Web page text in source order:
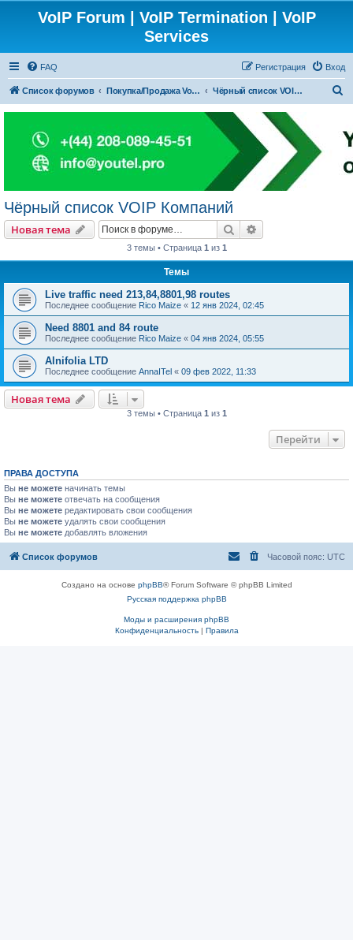
VoIP Forum | VoIP Termination | VoIP
Services
FAQ Вход
Регистрация
Список форумов Покупка/Продажа Voip Трафика (А-З маршруты) Чёрный список VOIP Компаний
с
к
Чёрный список VOIP Компаний
Новая тема Поиск
3 темы • Страница 1 из 1
Темы
Live traffic need 213,84,8801,98 routes
Последнее сообщение Rico Maize « 12 янв 2024, 02:45
Need 8801 and 84 route
Последнее сообщение Rico Maize « 04 янв 2024, 05:55
Alnifolia LTD
Последнее сообщение AnnaITel « 09 фев 2022, 11:33
Новая тема
3 темы • Страница 1 из 1
Перейти
ПРАВА ДОСТУПА
Вы не можете начинать темы
Вы не можете отвечать на сообщения
Вы не можете редактировать свои сообщения
Вы не можете удалять свои сообщения
Вы не можете добавлять вложения
Список форумов Часовой пояс: UTC
Создано на основе phpBB® Forum Software © phpBB Limited
Русская поддержка phpBB
Моды и расширения phpBB
Конфиденциальность| Правила